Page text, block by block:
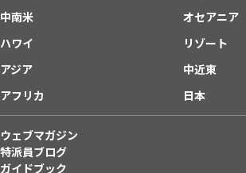
中南米
オセアニア
ハワイ
リゾート
アジア
中近東
アフリカ
日本
ウェブマガジン
特派員ブログ
ガイドブック